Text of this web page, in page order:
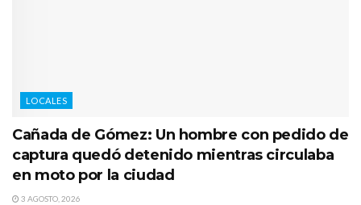
LOCALES
Cañada de Gómez: Un hombre con pedido de
captura quedó detenido mientras circulaba
en moto por la ciudad
3 AGOSTO, 2026